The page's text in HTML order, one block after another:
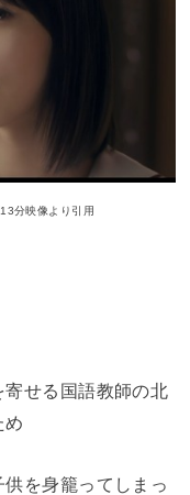
分映像より引用
寄せる国語教師の北
め
供を身籠ってしまっ